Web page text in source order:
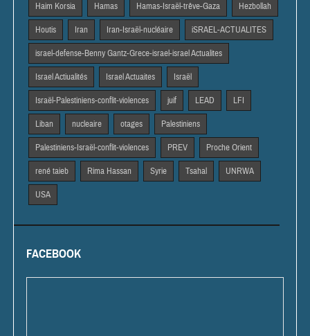
Haim Korsia Hamas Hamas-Israël-trêve-Gaza Hezbollah
Houtis Iran Iran-Israël-nucléaire iSRAEL-ACTUALITES
israel-defense-Benny Gantz-Grece-israel-israel Actualites
Israel Actiualités Israel Actuaites Israël
Israël-Palestiniens-conflit-violences juif LEAD LFI
Liban nucleaire otages Palestiniens
Palestiniens-Israël-conflit-violences PREV Proche Orient
rené taieb Rima Hassan Syrie Tsahal UNRWA
USA
FACEBOOK